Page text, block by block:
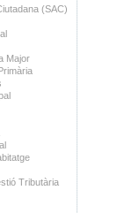
(SAC)
Major
Tributària